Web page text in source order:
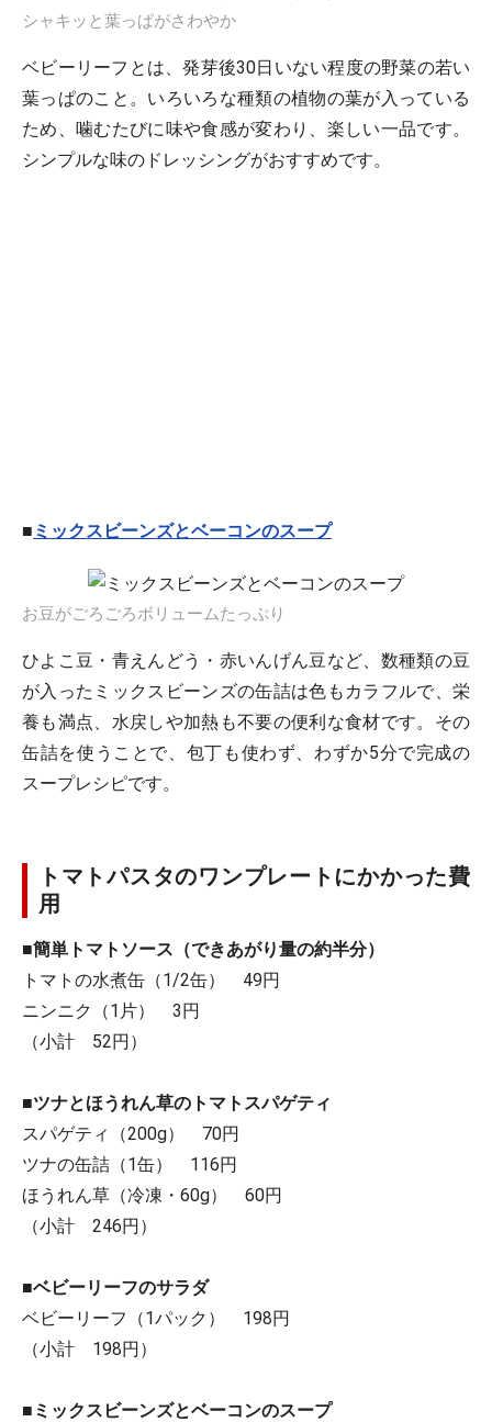
シャキッと葉っぱがさわやか
ベビーリーフとは、発芽後30日いない程度の野菜の若い
葉っぱのこと。いろいろな種類の植物の葉が入っている
ため、噛むたびに味や食感が変わり、楽しい一品です。
シンプルな味のドレッシングがおすすめです。
■ ミックスビーンズとベーコンのスープ
お豆がごろごろボリュームたっぷり
ひよこ豆・青えんどう・赤いんげん豆など、数種類の豆
が入ったミックスビーンズの缶詰は色もカラフルで、栄
養も満点、水戻しや加熱も不要の便利な食材です。その
缶詰を使うことで、包丁も使わず、わずか5分で完成の
スープレシピです。
トマトパスタのワンプレートにかかった費
用
■簡単トマトソース（できあがり量の約半分）
トマトの水煮缶（1/2缶） 49円
ニンニク（1片） 3円
（小計 52円）
■ツナとほうれん草のトマトスパゲティ
スパゲティ（200g） 70円
ツナの缶詰（1缶） 116円
ほうれん草（冷凍・60g） 60円
（小計 246円）
■ベビーリーフのサラダ
ベビーリーフ（1パック） 198円
（小計 198円）
■ミックスビーンズとベーコンのスープ